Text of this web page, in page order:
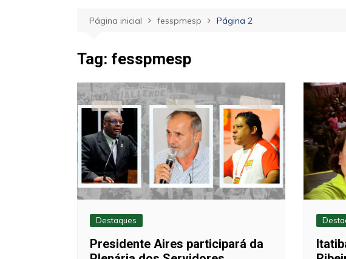
Página inicial fesspmesp Página 2
Tag: fesspmesp
Destaques
Presidente Aires participará da